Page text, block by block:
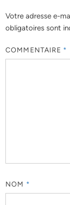
Votre adresse e-
obligatoires sont
COMMENTAIRE *
NOM *